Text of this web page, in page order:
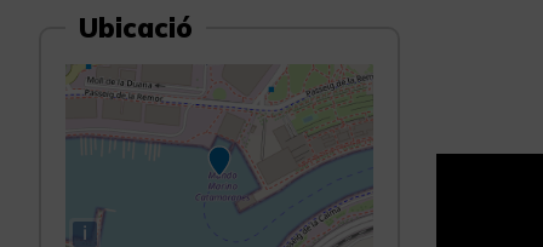
Ubicació
i